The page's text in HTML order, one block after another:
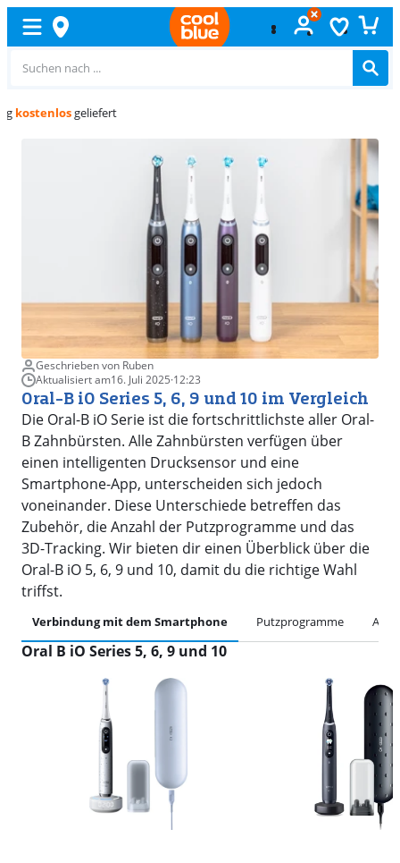
Geschrieben von Ruben
Aktualisiert am16. Juli 2025·12:23
Oral-B iO Series 5, 6, 9 und 10 im Vergleich
Die Oral-B iO Serie ist die fortschrittlichste aller Oral-
B Zahnbürsten. Alle Zahnbürsten verfügen über
einen intelligenten Drucksensor und eine
Smartphone-App, unterscheiden sich jedoch
voneinander. Diese Unterschiede betreffen das
Zubehör, die Anzahl der Putzprogramme und das
3D-Tracking. Wir bieten dir einen Überblick über die
Oral-B iO 5, 6, 9 und 10, damit du die richtige Wahl
triffst.
Verbindung mit dem Smartphone Putzprogramme
Oral B iO Series 5, 6, 9 und 10